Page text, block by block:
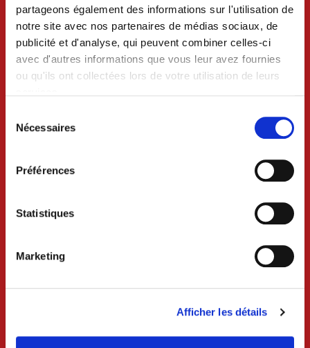
partageons également des informations sur l'utilisation de
notre site avec nos partenaires de médias sociaux, de
publicité et d'analyse, qui peuvent combiner celles-ci
avec d'autres informations que vous leur avez fournies
ou qu'ils ont collectées lors de votre utilisation de leurs
consentement
Nécessaires
Préférences
Statistiques
Marketing
Afficher les détails
BP 74 - 53400 CRAON
02 43 06 13 09
Jeudi 8h30-12h
Samedi 9h-12h (uniquement sur rdv)